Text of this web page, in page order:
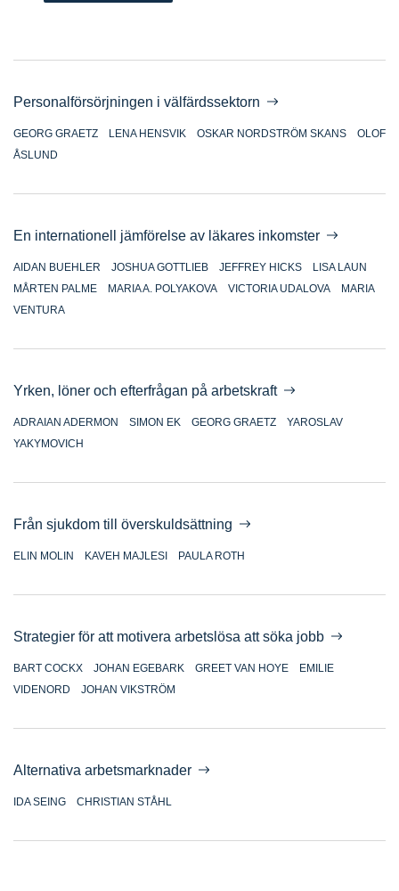
Personalförsörjningen i välfärdssektorn
GEORG GRAETZ LENA HENSVIK OSKAR NORDSTRÖM SKANS
OLOF
ÅSLUND
En internationell jämförelse av läkares inkomster
AIDAN BUEHLER JOSHUA GOTTLIEB JEFFREY HICKS
LISA LAUN
MÅRTEN PALME
MARIA A. POLYAKOVA VICTORIA UDALOVA
MARIA
VENTURA
Yrken, löner och efterfrågan på arbetskraft
ADRAIAN ADERMON SIMON EK GEORG GRAETZ
YAROSLAV
YAKYMOVICH
Från sjukdom till överskuldsättning
ELIN MOLIN KAVEH MAJLESI PAULA ROTH
Strategier för att motivera arbetslösa att söka jobb
BART COCKX JOHAN EGEBARK GREET VAN HOYE
EMILIE
VIDENORD
JOHAN VIKSTRÖM
Alternativa arbetsmarknader
IDA SEING CHRISTIAN STÅHL